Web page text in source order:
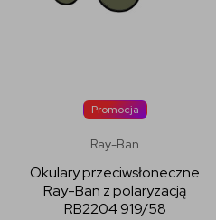
Promocja
Ray-Ban
Okulary przeciwsłoneczne
Ray-Ban z polaryzacją
RB2204 919/58